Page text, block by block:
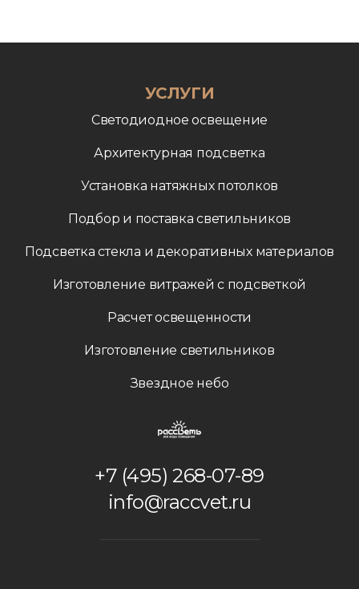
УСЛУГИ
Светодиодное освещение
Архитектурная подсветка
Установка натяжных потолков
Подбор и поставка светильников
Подсветка стекла и декоративных материалов
Изготовление витражей с подсветкой
Расчет освещенности
Изготовление светильников
Звездное небо
+7 (495) 268-07-89
info@raccvet.ru